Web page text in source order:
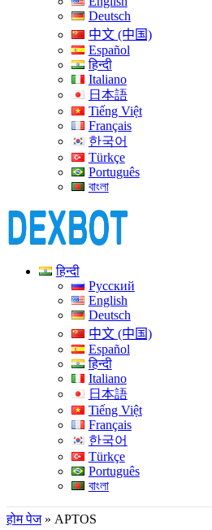
Deutsch
中文 (中国)
Español
हिन्दी
Italiano
日本語
Tiếng Việt
Français
한국어
Türkçe
Português
বাংলা
हिन्दी
Русский
English
Deutsch
中文 (中国)
Español
हिन्दी
Italiano
日本語
Tiếng Việt
Français
한국어
Türkçe
Português
বাংলা
होम पेज» APTOS